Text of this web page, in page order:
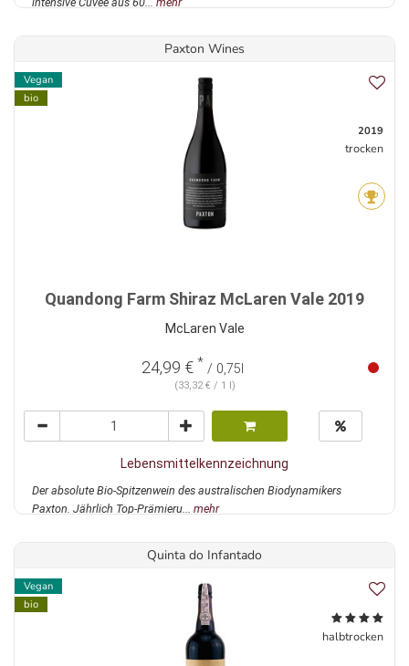
Paxton Wines
Vegan
bio
2019
trocken
Quandong Farm Shiraz McLaren Vale 2019
McLaren Vale
24,99 € * / 0,75l
(33,32 € / 1 l)
Lebensmittelkennzeichnung
Der absolute Bio-Spitzenwein des australischen Biodynamikers
Paxton. Jährlich Top-Prämieru... mehr
Quinta do Infantado
Vegan
bio
halbtrocken